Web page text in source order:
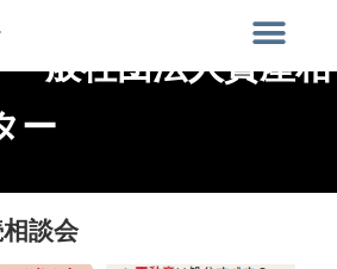
般社団法人資産相
ー
談会